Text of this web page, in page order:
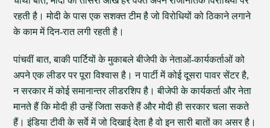
रहती है। मोदी के पास एक सशक्त टीम है जो विरोधियों को ठिकाने लगाने
के काम में दिन-रात लगी रहती है।
पांचवीं बात, बाकी पार्टियों के मुकाबले बीजेपी के नेताओं-कार्यकर्ताओं को
अपने एक लीडर पर पूरा विश्वास है। न पार्टी में कोई दूसरा पावर सेंटर है,
न सरकार में कोई समानान्तर लीडरशिप है। बीजेपी के कार्यकर्ता और नेता
मानते हैं कि मोदी ही उन्हें जिता सकते हैं और मोदी ही सरकार चला सकते
हैं। इंडिया टीवी के सर्वे में जो दिखाई देता है वो इन सारी बातों का असर है।